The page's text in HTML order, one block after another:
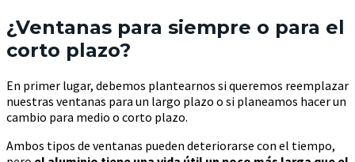
¿Ventanas para siempre o para el
corto plazo?
En primer lugar, debemos plantearnos si queremos reemplazar
nuestras ventanas para un largo plazo o si planeamos hacer un
cambio para medio o corto plazo.
Ambos tipos de ventanas pueden deteriorarse con el tiempo,